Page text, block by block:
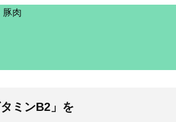
豚肉
ミンB2」を